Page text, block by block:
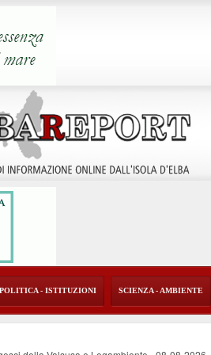
POLITICA - ISTITUZIONI SCIENZA - AMBIENTE